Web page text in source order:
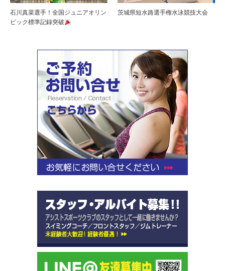
石川真菜選手！全国ジュニアオリン
ピック標準記録突破
茨城県短水路選手権水泳競技大会